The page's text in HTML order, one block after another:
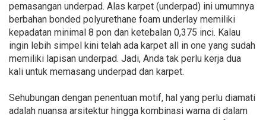
pemasangan underpad. Alas karpet (underpad) ini umumnya
berbahan bonded polyurethane foam underlay memiliki
kepadatan minimal 8 pon dan ketebalan 0,375 inci. Kalau
ingin lebih simpel kini telah ada karpet all in one yang sudah
memiliki lapisan underpad. Jadi, Anda tak perlu kerja dua
kali untuk memasang underpad dan karpet.
Sehubungan dengan penentuan motif, hal yang perlu diamati
adalah nuansa arsitektur hingga kombinasi warna di dalam